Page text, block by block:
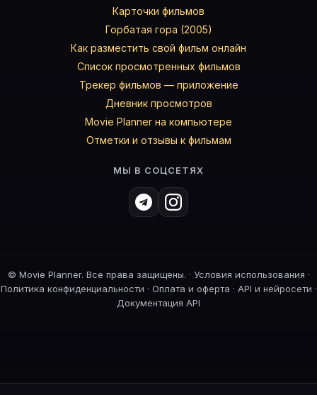
Карточки фильмов
Горбатая гора (2005)
Как разместить свой фильм онлайн
Список просмотренных фильмов
Трекер фильмов — приложение
Дневник просмотров
Movie Planner на компьютере
Отметки и отзывы к фильмам
МЫ В СОЦСЕТЯХ
© Movie Planner. Все права защищены. · Условия использования ·
Политика конфиденциальности · Оплата и оферта · API и нейросети ·
Документация API